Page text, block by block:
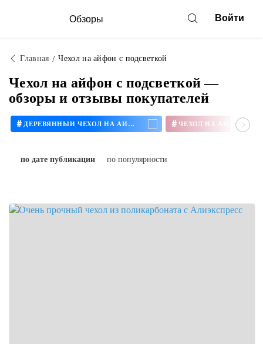
Обзоры Войти
Главная Чехол на айфон с подсветкой
Чехол на айфон с подсветкой —
обзоры и отзывы покупателей
# ДЕРЕВЯННЫЙ ЧЕХОЛ НА АЙФОН # ЧЕХОЛ НА АЙФОН 11
по дате публикации по популярности